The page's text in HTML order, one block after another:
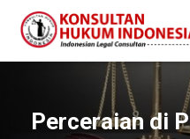
Perceraian di